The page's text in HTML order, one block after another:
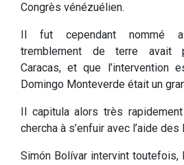
Congrès vénézuélien.
Il fut cependant nommé
tremblement de terre avait
Caracas, et que l’intervention
Domingo Monteverde était un
Il capitula alors très
chercha à s’enfuir avec l’aide des
Simón Bolívar intervint toutefois,